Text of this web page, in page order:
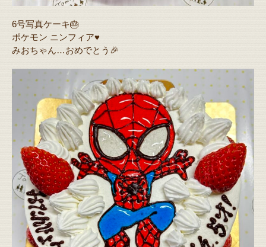
6号写真ケーキ🎂
ポケモン ニンフィア♥️
みおちゃん…おめでとう🎉